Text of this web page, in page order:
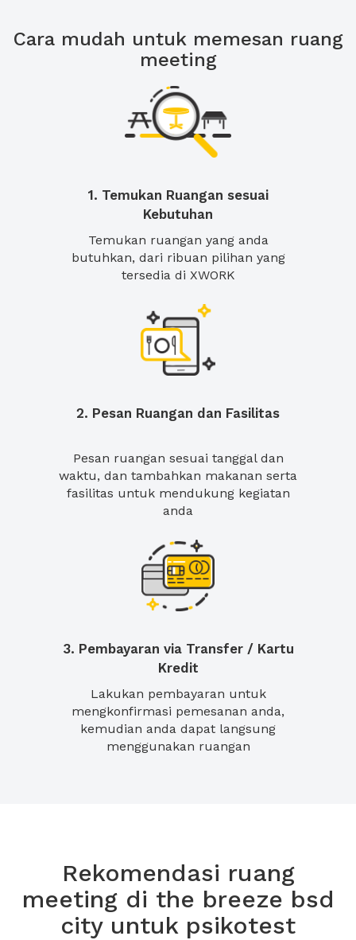
Cara mudah untuk memesan ruang
meeting
1. Temukan Ruangan sesuai
Kebutuhan
Temukan ruangan yang anda
butuhkan, dari ribuan pilihan yang
tersedia di XWORK
2. Pesan Ruangan dan Fasilitas
Pesan ruangan sesuai tanggal dan
waktu, dan tambahkan makanan serta
fasilitas untuk mendukung kegiatan
anda
3. Pembayaran via Transfer / Kartu
Kredit
Lakukan pembayaran untuk
mengkonfirmasi pemesanan anda,
kemudian anda dapat langsung
menggunakan ruangan
Rekomendasi ruang
meeting di the breeze bsd
city untuk psikotest